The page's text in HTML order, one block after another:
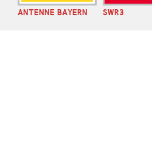
ANTENNE BAYERN SWR3